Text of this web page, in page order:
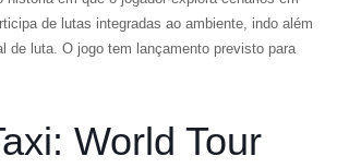
de lutas integradas ao ambiente, indo além
de luta. O jogo tem lançamento previsto para
World Tour